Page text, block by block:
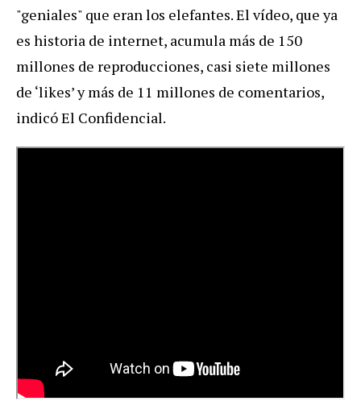
"geniales" que eran los elefantes. El vídeo, que ya
es historia de internet, acumula más de 150
millones de reproducciones, casi siete millones
de ‘likes’ y más de 11 millones de comentarios,
indicó El Confidencial.